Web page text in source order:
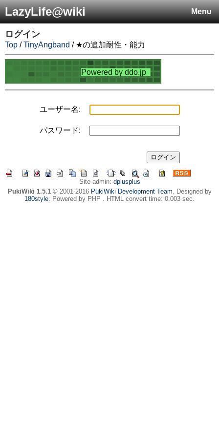
Menu
LazyLife@wiki
ログイン
Top /TinyAngband / ★の追加耐性・能力
ユーザー名:
パスワード:
Site admin: dplusplus
PukiWiki 1.5.1© 2001-2016 PukiWiki Development Team. Designed by
180style. Powered by PHP . HTML convert time: 0.003 sec.